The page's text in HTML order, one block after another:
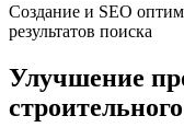
Создание и SEO
результатов поиска
Улучшение